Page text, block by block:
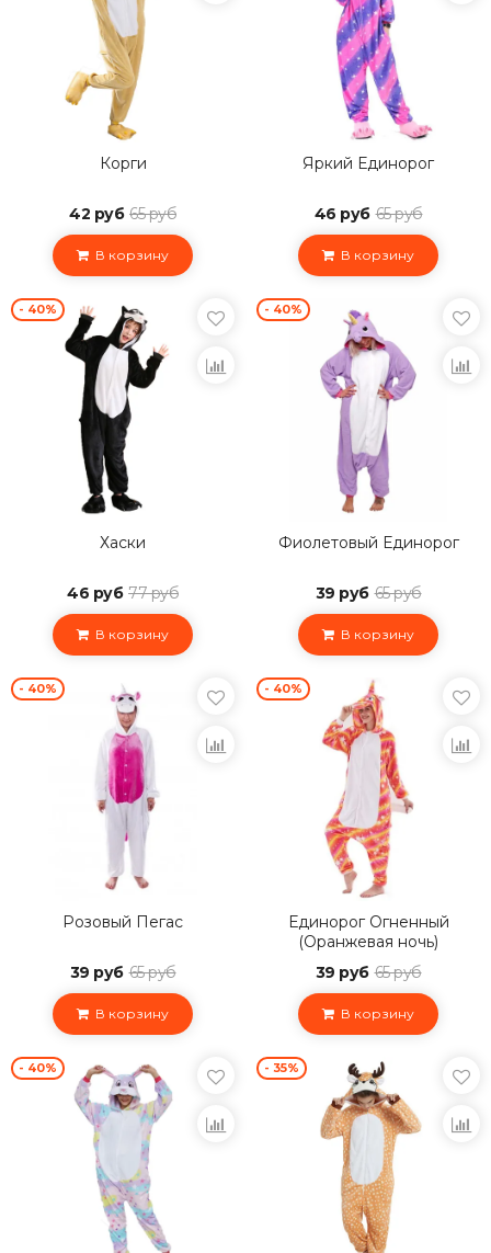
Корги
42 руб 65 руб
В корзину
Яркий Единорог
46 руб 65 руб
В корзину
- 40%
Хаски
46 руб 77 руб
В корзину
- 40%
Фиолетовый Единорог
39 руб 65 руб
В корзину
- 40%
Розовый Пегас
39 руб 65 руб
В корзину
- 40%
Единорог Огненный
(Оранжевая ночь)
39 руб 65 руб
В корзину
- 40% - 35%